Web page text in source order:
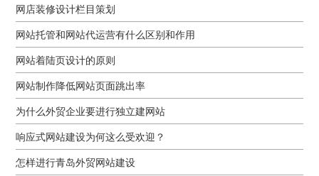
网店装修设计栏目策划
网站托管和网站代运营有什么区别和作用
网站着陆页设计的原则
网站制作降低网站页面跳出率
为什么外贸企业要进行独立建网站
响应式网站建设为何这么受欢迎？
怎样进行青岛外贸网站建设